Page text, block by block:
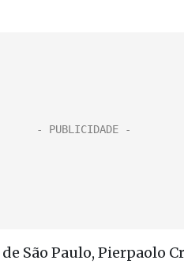
São Paulo, Pierpaolo